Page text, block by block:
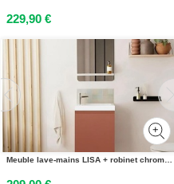
229,90 €
Meuble lave-mains LISA + robinet chromé + miroir rectangulaire